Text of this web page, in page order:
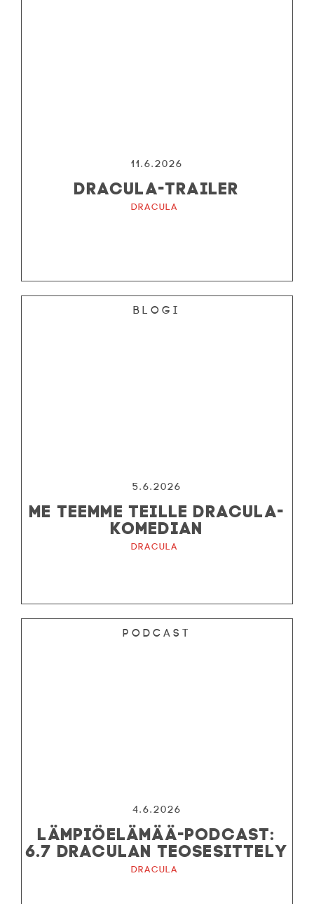
11.6.2026
DRACULA-TRAILER
Dracula
Blogi
5.6.2026
ME TEEMME TEILLE DRACULA-
KOMEDIAN
Dracula
Podcast
4.6.2026
LÄMPIÖELÄMÄÄ-PODCAST:
6.7 DRACULAN TEOSESITTELY
Dracula